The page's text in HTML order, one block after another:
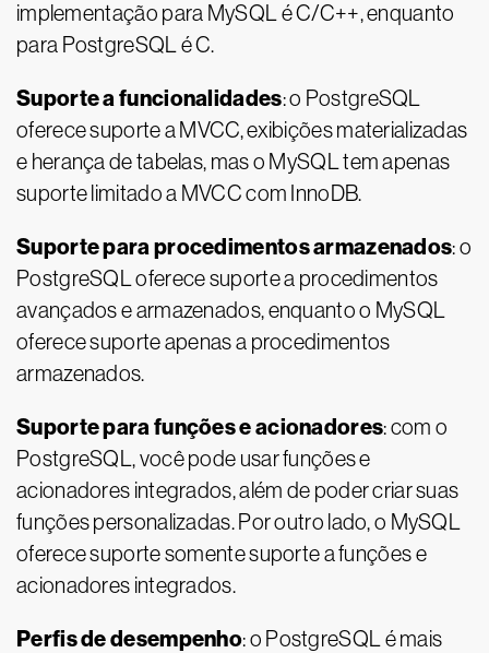
implementação para MySQL é C/C++, enquanto
para PostgreSQL é C.
Suporte a funcionalidades: o PostgreSQL
oferece suporte a MVCC, exibições materializadas
e herança de tabelas, mas o MySQL tem apenas
suporte limitado a MVCC com InnoDB.
Suporte para procedimentos armazenados: o
PostgreSQL oferece suporte a procedimentos
avançados e armazenados, enquanto o MySQL
oferece suporte apenas a procedimentos
armazenados.
Suporte para funções e acionadores: com o
PostgreSQL, você pode usar funções e
acionadores integrados, além de poder criar suas
funções personalizadas. Por outro lado, o MySQL
oferece suporte somente suporte a funções e
acionadores integrados.
Perfis de desempenho: o PostgreSQL é mais